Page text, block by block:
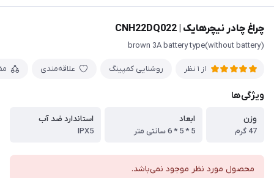
چراغ چادر نیچرهایک | CNH22DQ022
brown 3A battery type(without battery)
از 1 نظر روشنایی کمپینگ علاقه‌مندی
ویژگی‌ها
وزن
47 گرم
ابعاد
5 * 5 * 6 سانتی متر
استاندارد ضد آب
IPX5
محصول مورد نظر موجود نمی‌باشد.